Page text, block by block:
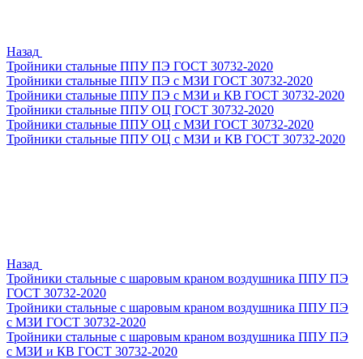
Назад
Тройники стальные ППУ ПЭ ГОСТ 30732-2020
Тройники стальные ППУ ПЭ с МЗИ ГОСТ 30732-2020
Тройники стальные ППУ ПЭ с МЗИ и КВ ГОСТ 30732-2020
Тройники стальные ППУ ОЦ ГОСТ 30732-2020
Тройники стальные ППУ ОЦ с МЗИ ГОСТ 30732-2020
Тройники стальные ППУ ОЦ с МЗИ и КВ ГОСТ 30732-2020
Назад
Тройники стальные с шаровым краном воздушника ППУ ПЭ
ГОСТ 30732-2020
Тройники стальные с шаровым краном воздушника ППУ ПЭ
с МЗИ ГОСТ 30732-2020
Тройники стальные с шаровым краном воздушника ППУ ПЭ
с МЗИ и КВ ГОСТ 30732-2020